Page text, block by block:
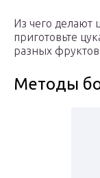
Из чего делают
приготовьте
разных
Методы